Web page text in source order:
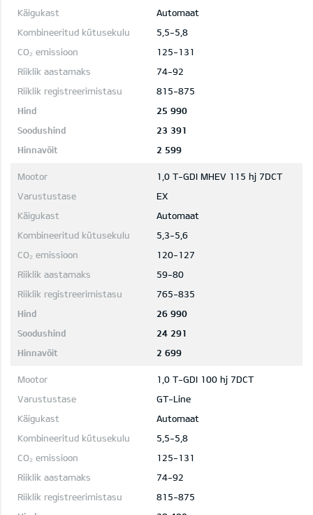
Automaat
5,5-5,8
125-131
74-92
815-875
25 990
23 391
2 599
1,0 T-GDI MHEV 115 hj 7DCT
EX
Automaat
5,3-5,6
120-127
59-80
765-835
26 990
24 291
2 699
1,0 T-GDI 100 hj 7DCT
GT-Line
Automaat
5,5-5,8
125-131
74-92
815-875